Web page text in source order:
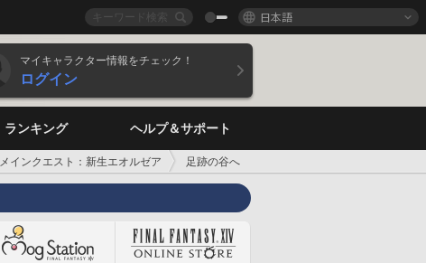
日本語
マイキャラクター情報をチェック！
ログイン
ランキング ヘルプ＆サポート
メインクエスト：新生エオルゼア 足跡の谷へ